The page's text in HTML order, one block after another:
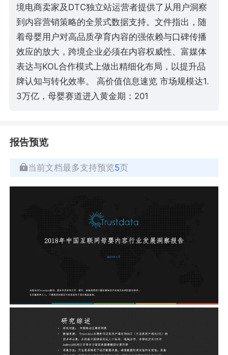
境电商卖家及DTC独立站运营者提供了从用户洞察
到内容营销策略的全景式数据支持。文件指出，随
着母婴用户对高品质孕育内容的强依赖与口碑传播
效应的放大，跨境企业必须在内容权威性、富媒体
表达与KOL合作模式上做出精细化布局，以提升品
牌认知与转化效率。 高价值信息速览 市场规模达1.
3万亿，母婴赛道进入黄金期：201
报告预览
当前文档最多支持预览5页